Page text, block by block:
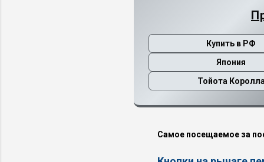
Купить в РФ
Япония
Тойота Королла
Самое посещаемое за